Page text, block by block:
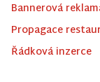
Bannerová
Propagace
Řádková inzerce